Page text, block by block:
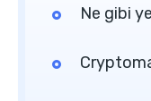
Ne gibi